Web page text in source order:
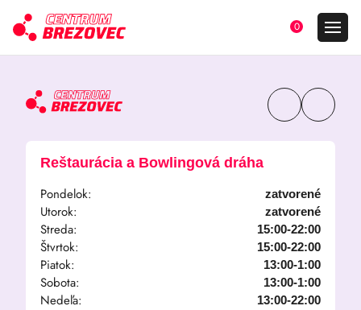
0
Reštaurácia a Bowlingová dráha
Pondelok: zatvorené
Utorok: zatvorené
Streda: 15:00-22:00
Štvrtok: 15:00-22:00
Piatok: 13:00-1:00
Sobota: 13:00-1:00
Nedeľa: 13:00-22:00